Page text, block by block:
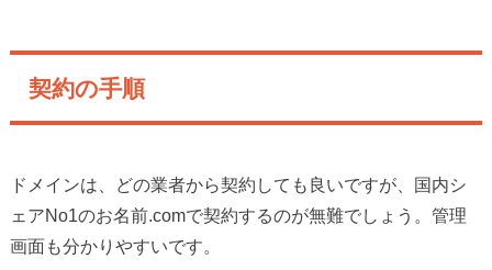
契約の手順
ドメインは、どの業者から契約しても良いですが、国内シ
ェアNo1のお名前.comで契約するのが無難でしょう。管理
画面も分かりやすいです。